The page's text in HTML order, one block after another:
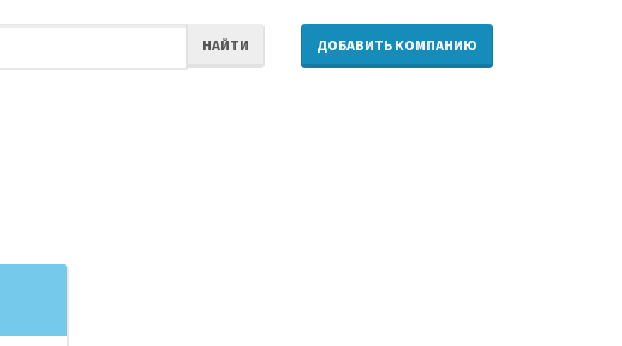
НАЙТИ ДОБАВИТЬ КОМПАНИЮ